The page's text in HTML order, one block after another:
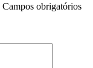
Campos obrigatórios